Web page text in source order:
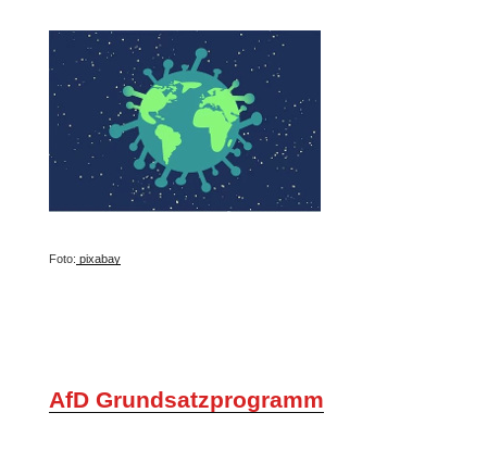
Foto: pixabay
AfD Grundsatzprogramm